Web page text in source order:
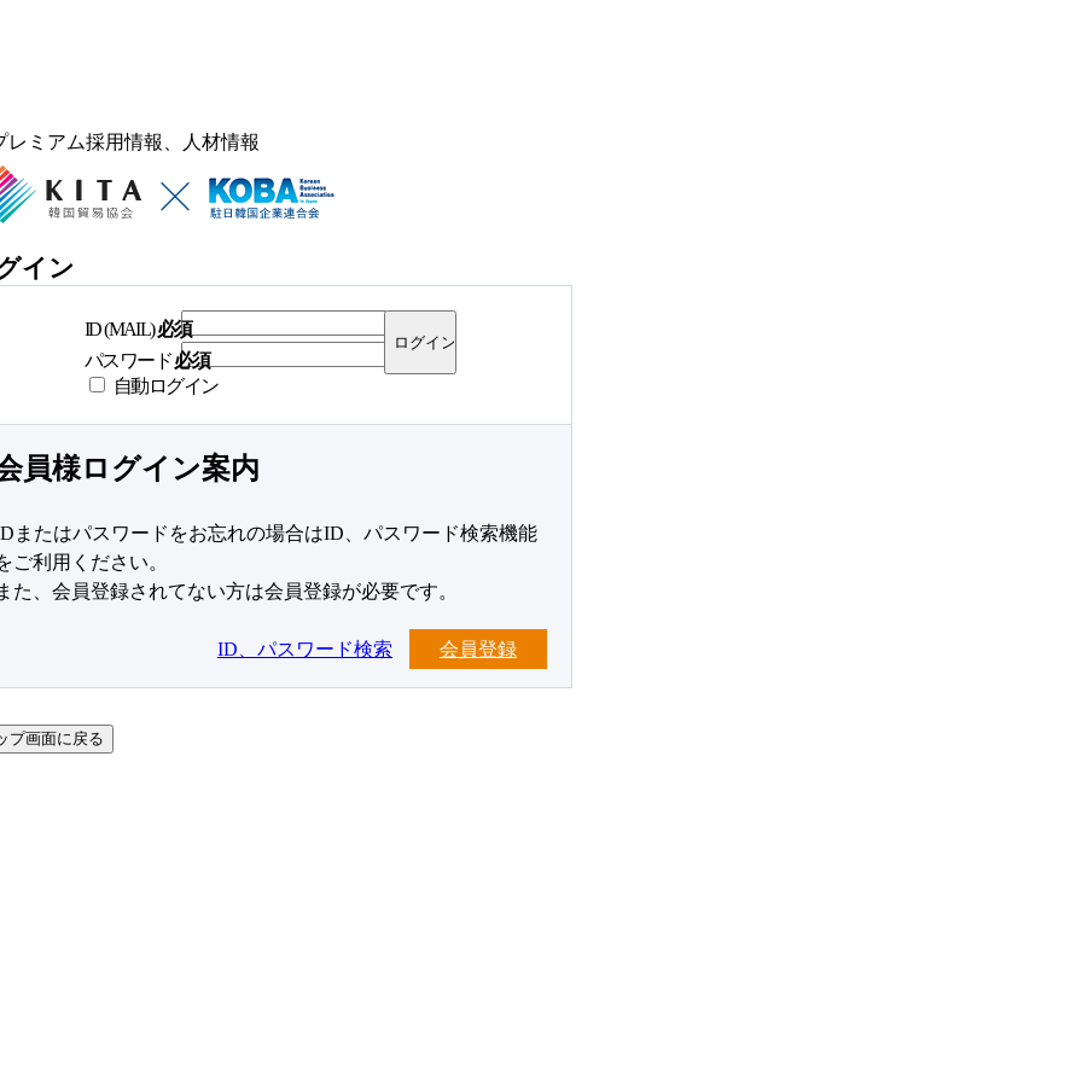
レミアム採用情報、人材情報
イン
ID (MAIL)必須
パスワード必須
自動ログイン
員様ログイン案内
またはパスワードをお忘れの場合はID、パスワード検索機能
ご利用ください。
た、会員登録されてない方は会員登録が必要です。
ID、パスワード検索 会員登録
プ画面に戻る